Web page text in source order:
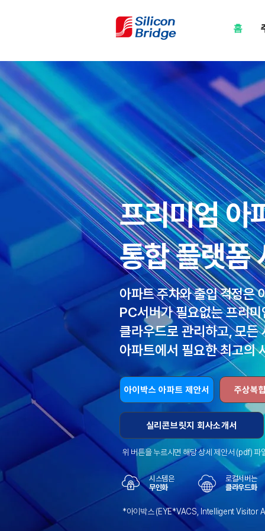
홈
프리미엄
통합 플랫폼
아파트 주차와 출입 걱정은
PC서버가 필요없는 프리
클라우드로 관리하고, 모든
아파트에서 필요한 최고의
아이박스 아파트 제안서 주상복
실리콘브릿지 회사소개서
시스템은
​무인화
로컬서버는
​클라우드화
위 버튼을 누르시면 해당 상세 제안서 (pdf) 파
*아이박스 (EYE*VACS, Intelligent Visitor